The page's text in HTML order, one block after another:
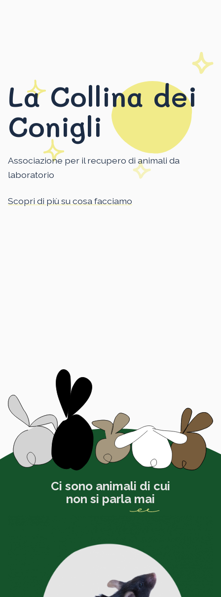
La Collina dei
Conigli
Associazione per il recupero di animali da
laboratorio
Scopri di più su cosa facciamo
Ci sono animali di cui
non si parla mai